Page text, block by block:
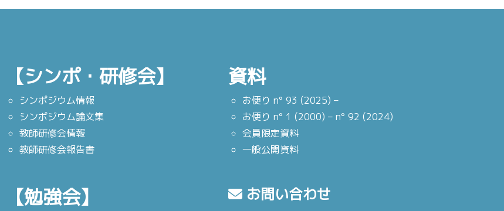
【シンポ・研修会】
シンポジウム情報
シンポジウム論文集
教師研修会情報
教師研修会報告書
【勉強会】
資料
お便り n° 93 (2025) –
お便り n° 1 (2000) – n° 92 (2024)
会員限定資料
一般公開資料
お問い合わせ